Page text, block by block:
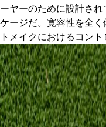
ーヤーのために設計さ
ケージだ。寛容性を全
トメイクにおけるコン